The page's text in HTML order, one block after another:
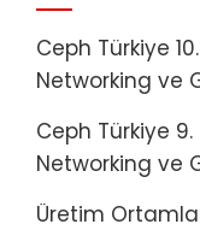
Ceph Türkiye
Networking ve
Ceph Türkiye
Networking ve
Üretim